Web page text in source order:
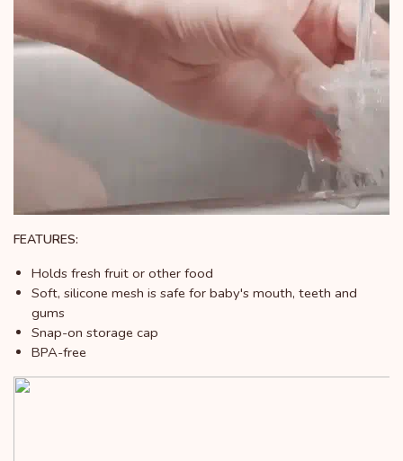
FEATURES:
Holds fresh fruit or other food
Soft, silicone mesh is safe for baby's mouth, teeth and
gums
Snap-on storage cap
BPA-free